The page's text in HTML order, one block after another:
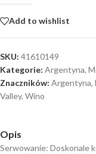
Add to wishlist
SKU: 41610149
Kategorie: Argentyna,
Znaczników: Argentyna,
Valley, Wino
Opis
Serwowanie: Doskonale